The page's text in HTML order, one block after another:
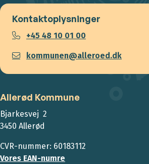
Kontaktoplysninger
+45 48 10 01 00
kommunen@alleroed.dk
Allerød Kommune
Bjarkesvej 2
3450 Allerød
CVR-nummer: 60183112
Vores EAN-numre